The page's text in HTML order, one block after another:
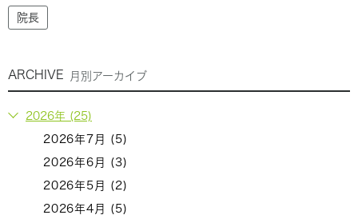
院長
ARCHIVE 月別アーカイブ
2026年 (25)
2026年7月 (5)
2026年6月 (3)
2026年5月 (2)
2026年4月 (5)